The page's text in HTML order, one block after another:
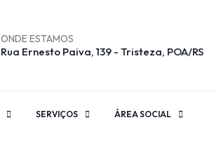
ONDE ESTAMOS
Rua Ernesto Paiva, 139 - Tristeza, POA/RS
SERVIÇOS ÁREA SOCIAL